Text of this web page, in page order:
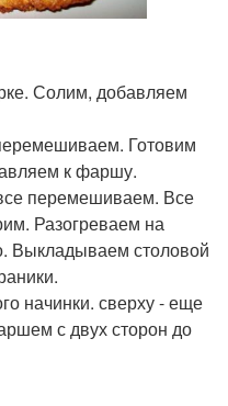
Солим, добавляем
Готовим
к фаршу.
перемешиваем. Все
Разогреваем на
Выкладываем столовой
начинки. сверху - еще
с двух сторон до